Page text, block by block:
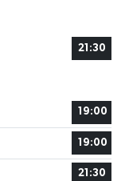
21:30
19:00
19:00
21:30